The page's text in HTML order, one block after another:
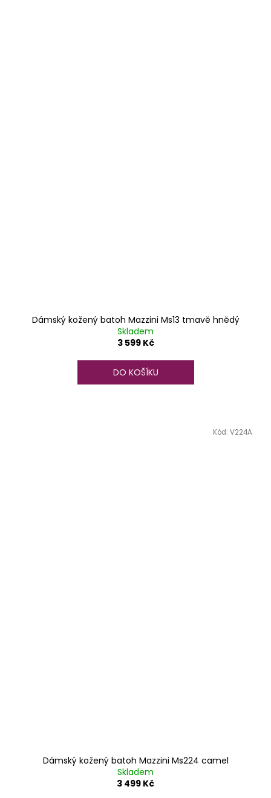
Dámský kožený batoh Mazzini Ms13 tmavě hnědý
Skladem
3 599 Kč
DO KOŠÍKU
Dámský kožený batoh Mazzini Ms224 camel
Skladem
3 499 Kč
Kód: V224A